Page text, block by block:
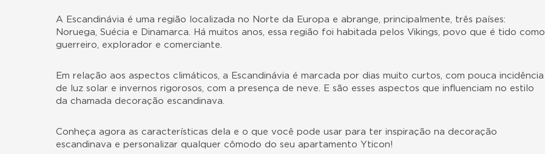
A Escandinávia é uma região localizada no Norte da Europa e abrange, principalmente, três países:
Noruega, Suécia e Dinamarca. Há muitos anos, essa região foi habitada pelos Vikings, povo que é tido como
guerreiro, explorador e comerciante.
Em relação aos aspectos climáticos, a Escandinávia é marcada por dias muito curtos, com pouca incidência
de luz solar e invernos rigorosos, com a presença de neve. E são esses aspectos que influenciam no estilo
da chamada decoração escandinava.
Conheça agora as características dela e o que você pode usar para ter inspiração na decoração
escandinava e personalizar qualquer cômodo do seu apartamento Yticon!